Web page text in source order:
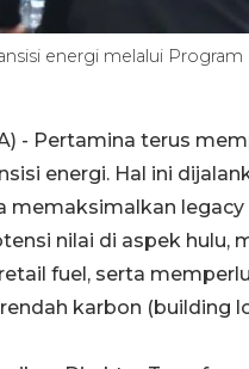
energi melalui
- Pertamina terus
energi. Hal ini
memaksimalkan
nilai di aspek hulu,
fuel, serta
karbon (building